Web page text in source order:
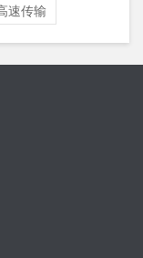
速传输